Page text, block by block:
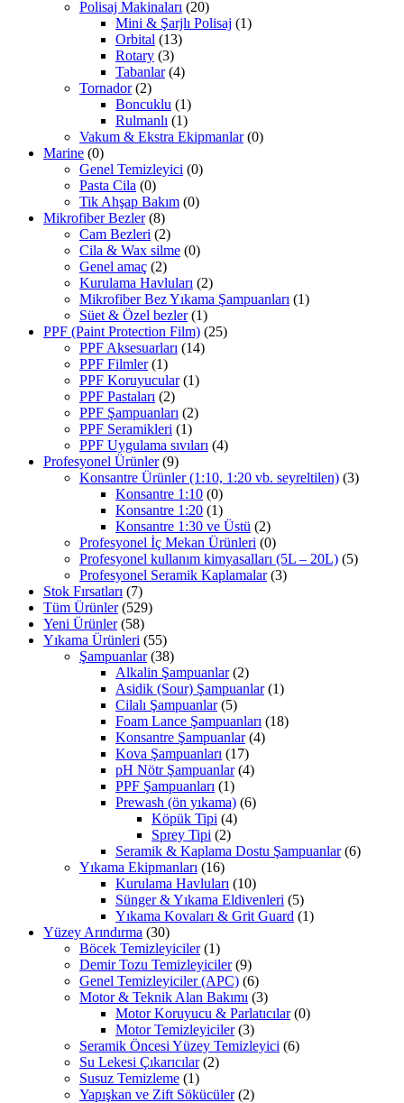
Polisaj Makinaları (20)
Mini & Şarjlı Polisaj (1)
Orbital (13)
Rotary (3)
Tabanlar (4)
Tornador (2)
Boncuklu (1)
Rulmanlı (1)
Vakum & Ekstra Ekipmanlar (0)
Marine (0)
Genel Temizleyici (0)
Pasta Cila (0)
Tik Ahşap Bakım (0)
Mikrofiber Bezler (8)
Cam Bezleri (2)
Cila & Wax silme (0)
Genel amaç (2)
Kurulama Havluları (2)
Mikrofiber Bez Yıkama Şampuanları (1)
Süet & Özel bezler (1)
PPF (Paint Protection Film) (25)
PPF Aksesuarları (14)
PPF Filmler (1)
PPF Koruyucular (1)
PPF Pastaları (2)
PPF Şampuanları (2)
PPF Seramikleri (1)
PPF Uygulama sıvıları (4)
Profesyonel Ürünler (9)
Konsantre Ürünler (1:10, 1:20 vb. seyreltilen) (3)
Konsantre 1:10 (0)
Konsantre 1:20 (1)
Konsantre 1:30 ve Üstü (2)
Profesyonel İç Mekan Ürünleri (0)
Profesyonel kullanım kimyasalları (5L – 20L) (5)
Profesyonel Seramik Kaplamalar (3)
Stok Fırsatları (7)
Tüm Ürünler (529)
Yeni Ürünler (58)
Yıkama Ürünleri (55)
Şampuanlar (38)
Alkalin Şampuanlar (2)
Asidik (Sour) Şampuanlar (1)
Cilalı Şampuanlar (5)
Foam Lance Şampuanları (18)
Konsantre Şampuanlar (4)
Kova Şampuanları (17)
pH Nötr Şampuanlar (4)
PPF Şampuanları (1)
Prewash (ön yıkama) (6)
Köpük Tipi (4)
Sprey Tipi (2)
Seramik & Kaplama Dostu Şampuanlar (6)
Yıkama Ekipmanları (16)
Kurulama Havluları (10)
Sünger & Yıkama Eldivenleri (5)
Yıkama Kovaları & Grit Guard (1)
Yüzey Arındırma (30)
Böcek Temizleyiciler (1)
Demir Tozu Temizleyiciler (9)
Genel Temizleyiciler (APC) (6)
Motor & Teknik Alan Bakımı (3)
Motor Koruyucu & Parlatıcılar (0)
Motor Temizleyiciler (3)
Seramik Öncesi Yüzey Temizleyici (6)
Su Lekesi Çıkarıcılar (2)
Susuz Temizleme (1)
Yapışkan ve Zift Sökücüler (2)